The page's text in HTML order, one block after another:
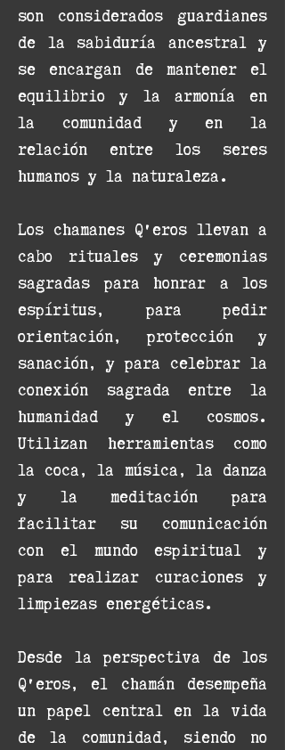
son considerados guardianes
de la sabiduría ancestral y
se encargan de mantener el
equilibrio y la armonía en
la comunidad y en la
relación entre los seres
humanos y la naturaleza.
Los chamanes Q'eros llevan a
cabo rituales y ceremonias
sagradas para honrar a los
espíritus, para pedir
orientación, protección y
sanación, y para celebrar la
conexión sagrada entre la
humanidad y el cosmos.
Utilizan herramientas como
la coca, la música, la danza
y la meditación para
facilitar su comunicación
con el mundo espiritual y
para realizar curaciones y
limpiezas energéticas.
Desde la perspectiva de los
Q'eros, el chamán desempeña
un papel central en la vida
de la comunidad, siendo no